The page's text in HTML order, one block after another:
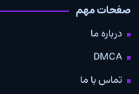
صفحات مهم
درباره ما
DMCA
تماس با ما